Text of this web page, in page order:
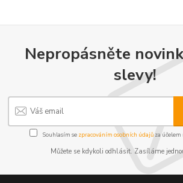
Nepropásněte
slevy!
Souhlasím se zpracováním osobních údajůza účelem
Můžete se kdykoli odhlásit. Zasíláme